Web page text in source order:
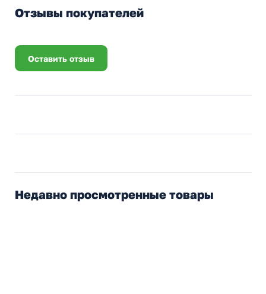
Отзывы покупателей
Оставить отзыв
Недавно просмотренные товары